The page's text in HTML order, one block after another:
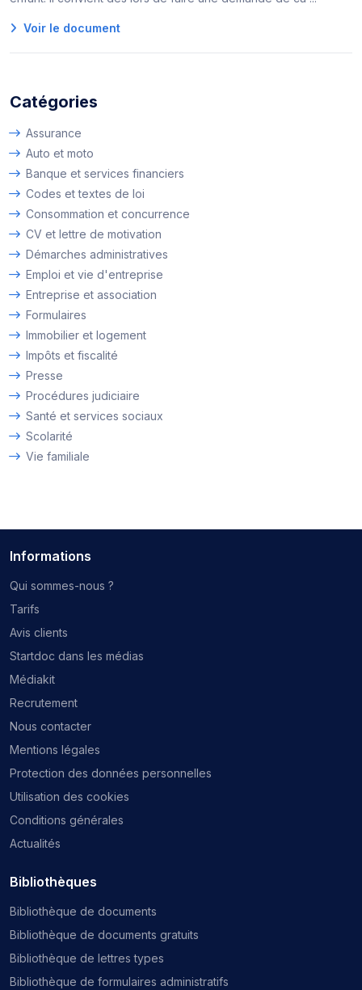
Voir le document
Catégories
Assurance
Auto et moto
Banque et services financiers
Codes et textes de loi
Consommation et concurrence
CV et lettre de motivation
Démarches administratives
Emploi et vie d'entreprise
Entreprise et association
Formulaires
Immobilier et logement
Impôts et fiscalité
Presse
Procédures judiciaire
Santé et services sociaux
Scolarité
Vie familiale
Informations
Qui sommes-nous ?
Tarifs
Avis clients
Startdoc dans les médias
Médiakit
Recrutement
Nous contacter
Mentions légales
Protection des données personnelles
Utilisation des cookies
Conditions générales
Actualités
Bibliothèques
Bibliothèque de documents
Bibliothèque de documents gratuits
Bibliothèque de lettres types
Bibliothèque de formulaires administratifs